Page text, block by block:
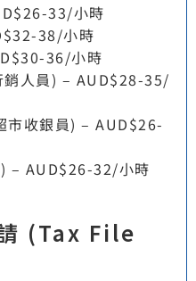
33/小時
38/小時
36/小時
人員) – AUD$28-35/
收銀員) – AUD$26-
AUD$26-32/小時
(Tax File